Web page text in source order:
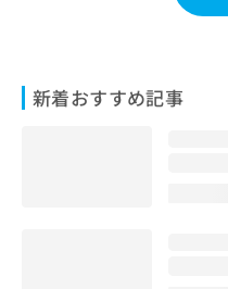
新着おすすめ記事
わ